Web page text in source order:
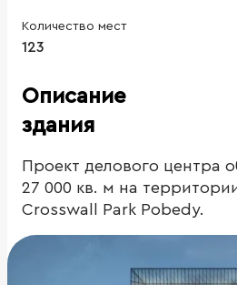
Количество мест
123
Описание
здания
Проект делового центра
27 000 кв. м на
Crosswall Park Pobedy.